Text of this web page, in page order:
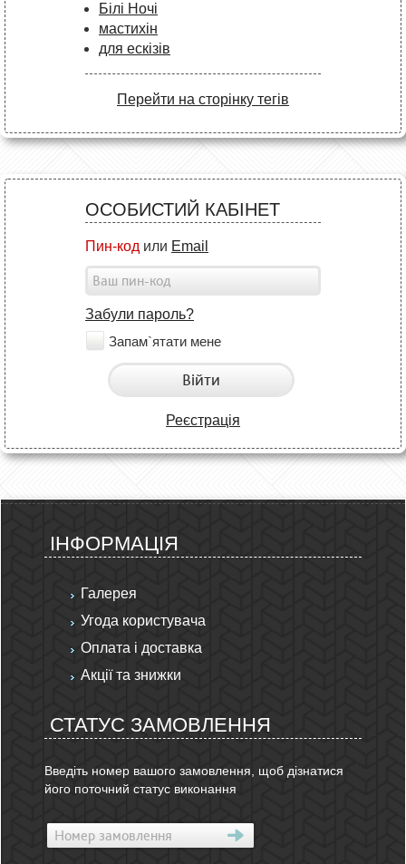
Білі Ночі
мастихін
для ескізів
Перейти на сторінку тегів
ОСОБИСТИЙ КАБІНЕТ
Пин-код или Email
Забули пароль?
Запам`ятати мене
Війти
Реєстрація
ІНФОРМАЦІЯ
Галерея
Угода користувача
Оплата і доставка
Акції та знижки
СТАТУС ЗАМОВЛЕННЯ
Введіть номер вашого замовлення, щоб дізнатися
його поточний статус виконання